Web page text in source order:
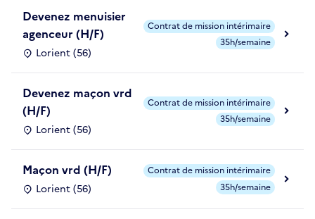
Devenez menuisier
agenceur (H/F)
Lorient (56)
Contrat de mission intérimaire
35h/semaine
Devenez maçon vrd
(H/F)
Lorient (56)
Contrat de mission intérimaire
35h/semaine
Maçon vrd (H/F)
Lorient (56)
Contrat de mission intérimaire
35h/semaine